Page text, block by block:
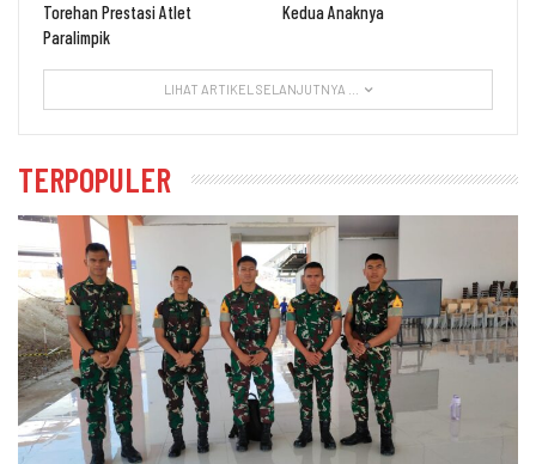
Torehan Prestasi Atlet
Paralimpik
Kedua Anaknya
LIHAT ARTIKEL SELANJUTNYA ...
TERPOPULER